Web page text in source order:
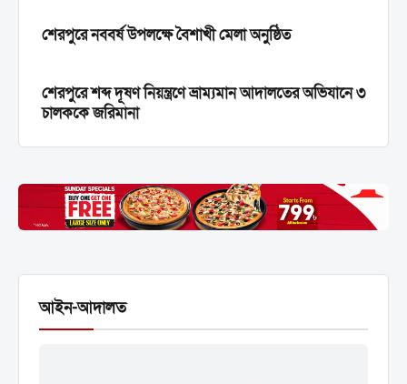
শেরপুরে নববর্ষ উপলক্ষে বৈশাখী মেলা অনুষ্ঠিত
শেরপুরে শব্দ দূষণ নিয়ন্ত্রণে ভ্রাম্যমান আদালতের অভিযানে ৩
চালককে জরিমানা
আইন-আদালত